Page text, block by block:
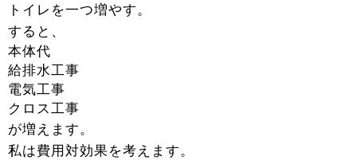
トイレを一つ増やす。
すると、
本体代
給排水工事
電気工事
クロス工事
が増えます。
私は費用対効果を考えます。